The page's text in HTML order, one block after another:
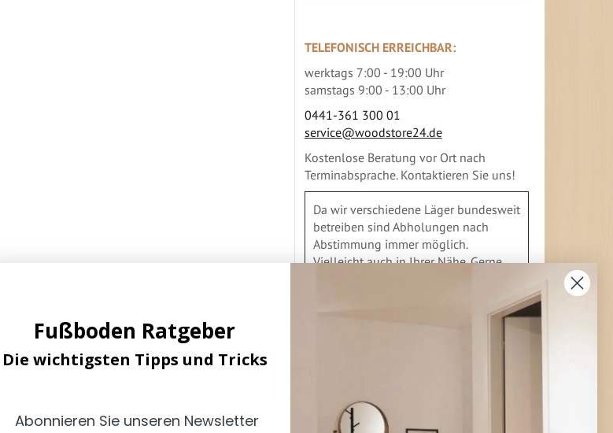
TELEFONISCH ERREICHBAR:
werktags 7:00 - 19:00 Uhr
samstags 9:00 - 13:00 Uhr
0441-361 300 01
service@woodstore24.de
Kostenlose Beratung vor Ort nach
Terminabsprache. Kontaktieren Sie uns!
Da wir verschiedene Läger bundesweit
betreiben sind Abholungen nach
Abstimmung immer möglich.
Vielleicht auch in Ihrer Nähe. Gerne
Zertifizierter und geprüfter Shop
Fußboden Ratgeber
Die wichtigsten Tipps und Tricks
Abonnieren Sie unseren Newsletter